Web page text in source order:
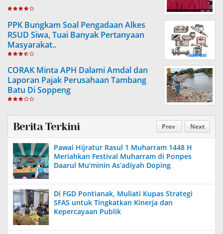
PPK Bungkam Soal Pengadaan Alkes
RSUD Siwa, Tuai Banyak Pertanyaan
Masyarakat..
CORAK Minta APH Dalami Amdal dan
Laporan Pajak Perusahaan Tambang
Batu Di Soppeng
Prev Next
Berita Terkini
Pawai Hijratur Rasul 1 Muharram 1448 H
Meriahkan Festival Muharram di Ponpes
Daarul Mu’minin As’adiyah Doping
Di FGD Pontianak, Muliati Kupas Strategi
SFAS untuk Tingkatkan Kinerja dan
Kepercayaan Publik